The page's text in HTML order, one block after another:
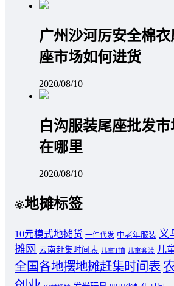
广州沙河厉安全棉衣
座市场如何进货
2020/08/10
白沟服装尾座批发市
在哪里
2020/08/10
地摊标签
10元模式地摊货 一件代发 中老年服装 义
摊网 云南赶集时间表 儿童T恤 儿童套装 儿
全国各地摆地摊赶集时间表